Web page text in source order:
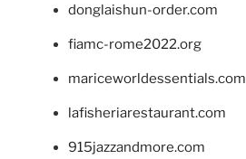
donglaishun-order.com
fiamc-rome2022.org
mariceworldessentials.com
lafisheriarestaurant.com
915jazzandmore.com